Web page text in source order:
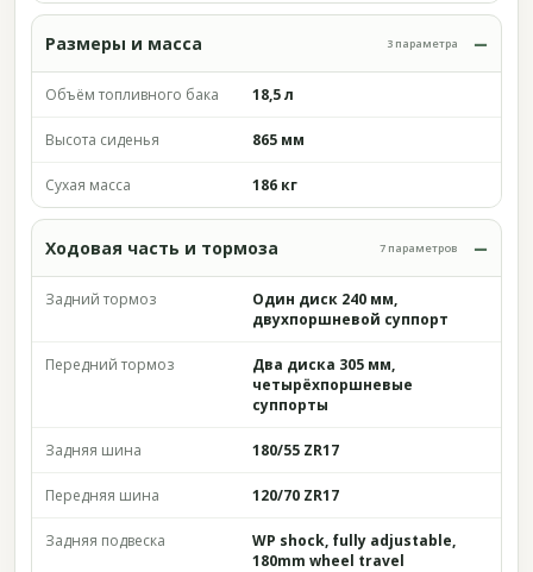
Размеры и масса 3 параметра
Объём топливного бака 18,5 л
Высота сиденья 865 мм
Сухая масса 186 кг
Ходовая часть и тормоза 7 параметров
Задний тормоз
Один диск 240 мм,
двухпоршневой суппорт
Передний тормоз
Два диска 305 мм,
четырёхпоршневые
суппорты
Задняя шина 180/55 ZR17
Передняя шина 120/70 ZR17
Задняя подвеска
WP shock, fully adjustable,
180mm wheel travel